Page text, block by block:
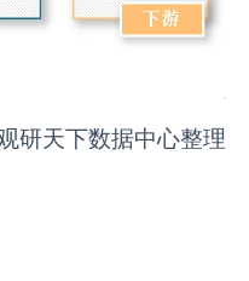
研天下数据中心整理